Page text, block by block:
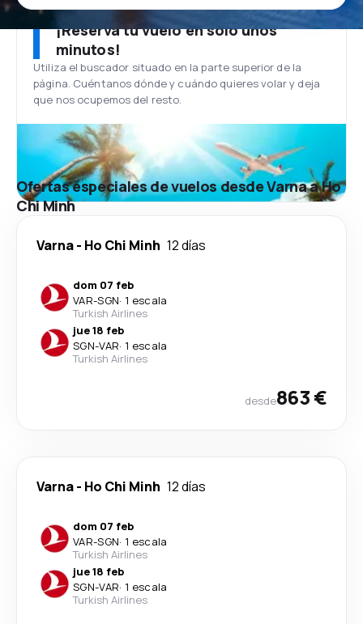
¡Reserva tu vuelo en solo unos
minutos!
Utiliza el buscador situado en la parte superior de la
página. Cuéntanos dónde y cuándo quieres volar y deja
que nos ocupemos del resto.
Ofertas especiales de vuelos desde Varna a Ho
Chi Minh
Varna- Ho Chi Minh 12 días
dom 07 feb
VAR-SGN· 1 escala
Turkish Airlines
jue 18 feb
SGN-VAR· 1 escala
Turkish Airlines
desde863 €
Varna- Ho Chi Minh 12 días
dom 07 feb
VAR-SGN· 1 escala
Turkish Airlines
jue 18 feb
SGN-VAR· 1 escala
Turkish Airlines